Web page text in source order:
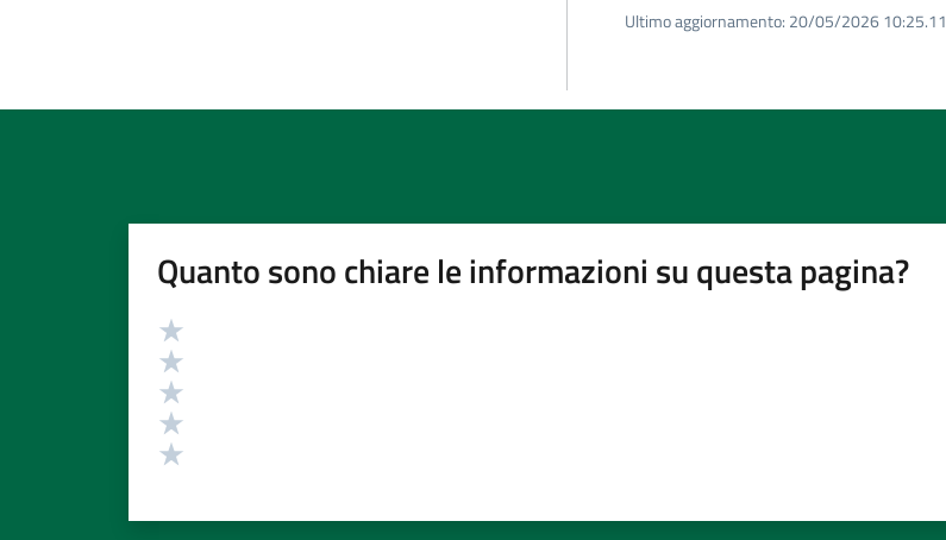
Ultimo aggiornamento: 20/05/2026 10:25.11
Quanto sono chiare le informazioni su questa pagina?
Valutazione